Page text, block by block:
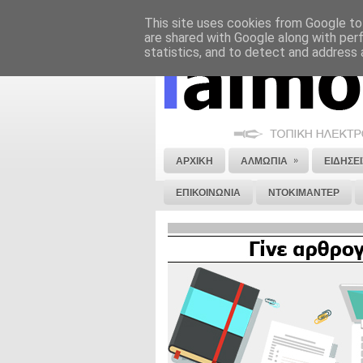
ΝΟΜΙΚΗ ΣΗΜΕΙΩΣΗ ΔΙΑΦΗΜΙΣΗ
ΑΡΧΙΚΗ ΑΛΜΩΠΙΑ »
ΕΠΙΚΟΙΝΩΝΙΑ ΝΤΟΚΙΜΑΝΤΕΡ
This site uses cookies from Google
are shared with Google along with
statistics, and to detect and address